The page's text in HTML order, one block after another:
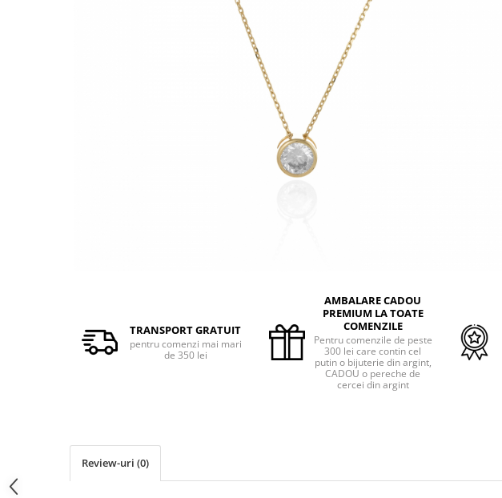
TRANSPORT GRATUIT
pentru comenzi mai mari
de 350 lei
AMBALARE CADOU
PREMIUM LA TOATE
COMENZILE
Pentru comenzile de peste
300 lei care contin cel
putin o bijuterie din argint,
CADOU o pereche de
cercei din argint
Review-uri (0)